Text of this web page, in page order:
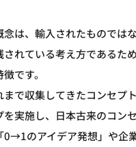
念は、輸入されたものでは
されている考え方であるた
です。
まで収集してきたコンセプ
を実施し、日本古来のコン
0→1のアイデア発想」や企